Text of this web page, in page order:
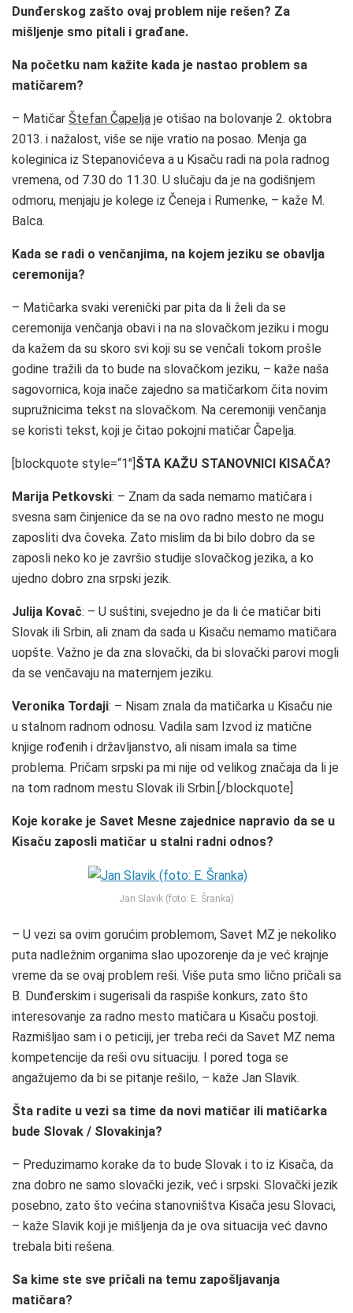
Dunđerskog zašto ovaj problem nije rešen? Za
mišljenje smo pitali i građane.
Na početku nam kažite kada je nastao problem sa
matičarem?
– Matičar Štefan Čapelja je otišao na bolovanje 2. oktobra
2013. i nažalost, više se nije vratio na posao. Menja ga
koleginica iz Stepanovićeva a u Kisaču radi na pola radnog
vremena, od 7.30 do 11.30. U slučaju da je na godišnjem
odmoru, menjaju je kolege iz Čeneja i Rumenke, – kaže M.
Balca.
Kada se radi o venčanjima, na kojem jeziku se obavlja
ceremonija?
– Matičarka svaki verenički par pita da li želi da se
ceremonija venčanja obavi i na na slovačkom jeziku i mogu
da kažem da su skoro svi koji su se venčali tokom prošle
godine tražili da to bude na slovačkom jeziku, – kaže naša
sagovornica, koja inače zajedno sa matičarkom čita novim
supružnicima tekst na slovačkom. Na ceremoniji venčanja
se koristi tekst, koji je čitao pokojni matičar Čapelja.
[blockquote style=“1″] ŠTA KAŽU STANOVNICI KISAČA?
Marija Petkovski: – Znam da sada nemamo matičara i
svesna sam činjenice da se na ovo radno mesto ne mogu
zaposliti dva čoveka. Zato mislim da bi bilo dobro da se
zaposli neko ko je završio studije slovačkog jezika, a ko
ujedno dobro zna srpski jezik.
Julija Kovač: – U suštini, svejedno je da li će matičar biti
Slovak ili Srbin, ali znam da sada u Kisaču nemamo matičara
uopšte. Važno je da zna slovački, da bi slovački parovi mogli
da se venčavaju na maternjem jeziku.
Veronika Tordaji: – Nisam znala da matičarka u Kisaču nie
u stalnom radnom odnosu. Vadila sam Izvod iz matične
knjige rođenih i državljanstvo, ali nisam imala sa time
problema. Pričam srpski pa mi nije od velikog značaja da li je
na tom radnom mestu Slovak ili Srbin.[/blockquote]
Koje korake je Savet Mesne zajednice napravio da se u
Kisaču zaposli matičar u stalni radni odnos?
Jan Slavik (foto: E. Šranka)
– U vezi sa ovim gorućim problemom, Savet MZ je nekoliko
puta nadležnim organima slao upozorenje da je već krajnje
vreme da se ovaj problem reši. Više puta smo lično pričali sa
B. Dunđerskim i sugerisali da raspiše konkurs, zato što
interesovanje za radno mesto matičara u Kisaču postoji.
Razmišljao sam i o peticiji, jer treba reći da Savet MZ nema
kompetencije da reši ovu situaciju. I pored toga se
angažujemo da bi se pitanje rešilo, – kaže Jan Slavik.
Šta radite u vezi sa time da novi matičar ili matičarka
bude Slovak / Slovakinja?
– Preduzimamo korake da to bude Slovak i to iz Kisača, da
zna dobro ne samo slovački jezik, već i srpski. Slovački jezik
posebno, zato što većina stanovništva Kisača jesu Slovaci,
– kaže Slavik koji je mišljenja da je ova situacija već davno
trebala biti rešena.
Sa kime ste sve pričali na temu zapošljavanja
matičara?